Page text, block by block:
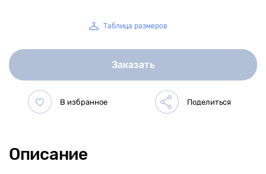
Таблица размеров
Заказать
Описание